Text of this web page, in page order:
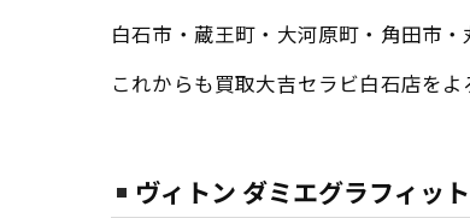
白石市・蔵王町・大河原町・角田市
これからも買取大吉セラビ白石店を
ヴィトン ダミエグラフィッ